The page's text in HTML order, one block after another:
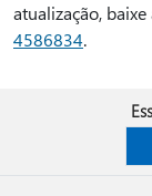
atualização, baixe
4586834.